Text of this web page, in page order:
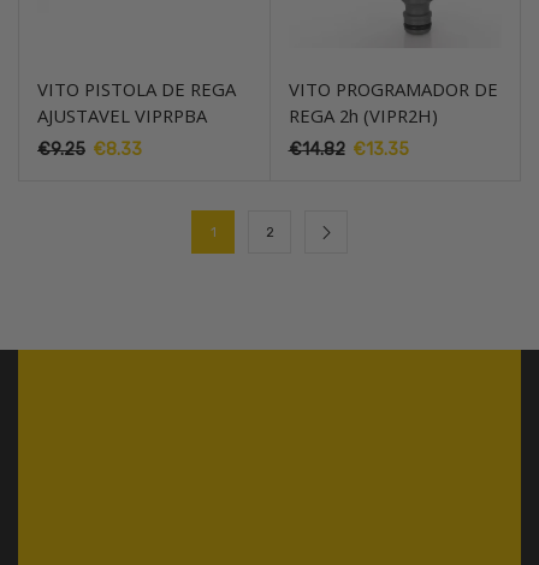
VITO PISTOLA DE REGA
AJUSTAVEL VIPRPBA
€9.25 O
€8.33
€8.33.
VITO PROGRAMADOR DE
REGA 2h (VIPR2H)
€14.82 O
€13.35O
1 2